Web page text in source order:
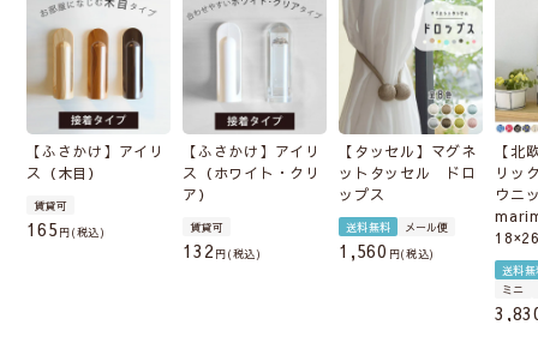
【ふさかけ】アイリ
ス（木目）
賃貸可
165 税込
【ふさかけ】アイリ
ス（ホワイト・クリ
ア）
賃貸可
132 税込
【タッセル】マグネ
ットタッセル ドロ
ップス
送料無料 メール便
1,560 税込
【北
リッ
ウニ
送料無
ミニ